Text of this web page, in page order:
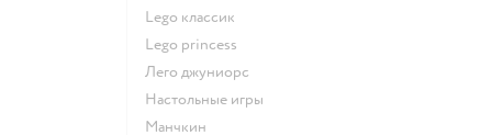
Lego классик
Lego princess
Лего джуниорс
Настольные игры
Манчкин